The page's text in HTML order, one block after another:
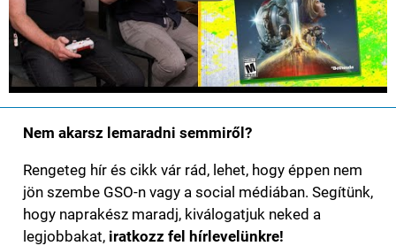
Nem akarsz lemaradni semmiről?
Rengeteg hír és cikk vár rád, lehet, hogy éppen nem
jön szembe GSO-n vagy a social médiában. Segítünk,
hogy naprakész maradj, kiválogatjuk neked a
legjobbakat, iratkozz fel hírlevelünkre!